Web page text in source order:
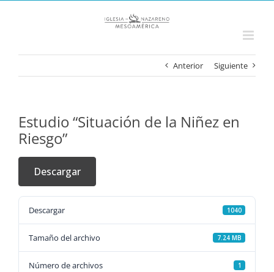
Anterior Siguiente
Estudio “Situación de la Niñez en
Riesgo”
Descargar
Descargar 1040
Tamaño del archivo 7.24 MB
Número de archivos 1